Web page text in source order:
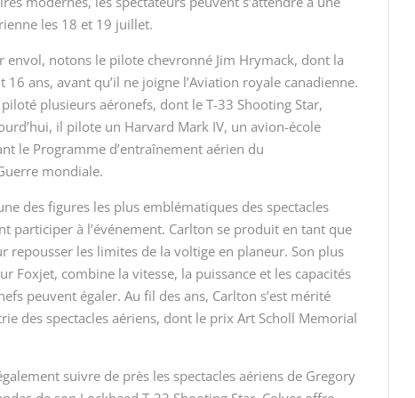
les 18 et 19 juillet.
notons le pilote chevronné Jim Hrymack, dont la
ans, avant qu’il ne joigne l’Aviation royale canadienne.
plusieurs aéronefs, dont le T-33 Shooting Star,
il pilote un Harvard Mark IV, un avion-école
le Programme d’entraînement aérien du
mondiale.
des figures les plus emblématiques des spectacles
participer à l’événement. Carlton se produit en tant que
repousser les limites de la voltige en planeur. Son plus
Foxjet, combine la vitesse, la puissance et les capacités
peuvent égaler. Au fil des ans, Carlton s’est mérité
des spectacles aériens, dont le prix Art Scholl Memorial
suivre de près les spectacles aériens de Gregory